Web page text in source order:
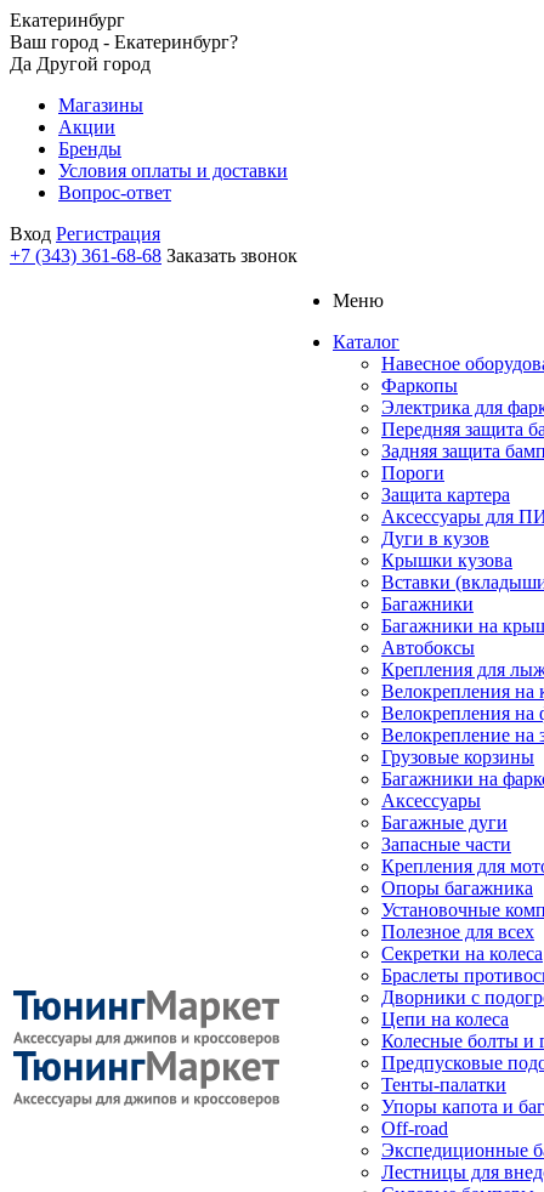
Екатеринбург
Ваш город - Екатеринбург?
Да Другой город
Магазины
Акции
Бренды
Условия оплаты и доставки
Вопрос-ответ
Вход Регистрация
+7 (343) 361-68-68 Заказать звонок
Меню
Каталог
Навесное
Фаркопы
Электрика для
Передняя защита
Задняя защита
Пороги
Защита картера
Аксессуары для
Дуги в кузов
Крышки кузова
Вставки
Багажники
Багажники на
Автобоксы
Крепления для
Велокрепления
Велокрепления на
Велокрепление на
Грузовые корзины
Багажники на
Аксессуары
Багажные дуги
Запасные части
Крепления для
Опоры багажника
Установочные
Полезное для всех
Секретки на колеса
Браслеты
Дворники с
Цепи на колеса
Колесные болты и
Предпусковые
Тенты-палатки
Упоры капота и
Off-road
Экспедиционные
Лестницы для